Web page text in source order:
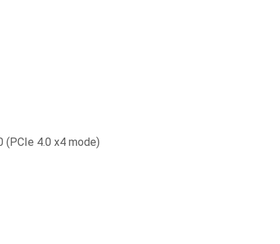
(PCIe 4.0 x4 mode)